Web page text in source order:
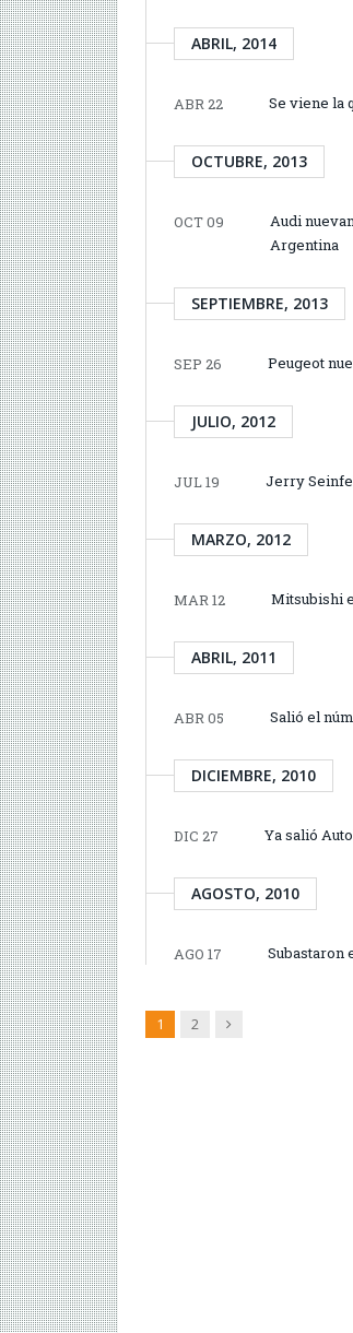
ABRIL, 2014
ABR 22 Se viene la
OCTUBRE, 2013
OCT 09
Audi
Argentina
SEPTIEMBRE, 2013
SEP 26 Peugeot
JULIO, 2012
JUL 19 Jerry
MARZO, 2012
MAR 12 Mitsubishi
ABRIL, 2011
ABR 05 Salió el
DICIEMBRE, 2010
DIC 27 Ya salió
AGOSTO, 2010
AGO 17 Subastaron
1 2 Siguiente